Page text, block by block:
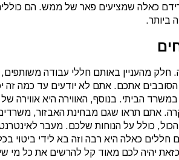
כאלה שמציעים פאר של ממש. הם כוללים
ביותר.
חלק מהעניין באותם חללי עבודה
הסובבים אתכם. אתם לא יודעים עד כמה זה
הביתי. בנוסף, האווירה היא אווירה
אתם תראו שגם מבחינת האבזור,
כולל על הנוחות שלכם. מעבר לאינטרנט,
חללים כאלה היא רבה וזה בא לידי ביטוי
יהיה לכם מאוד קל להרשים את כל מי